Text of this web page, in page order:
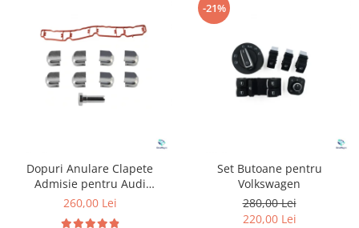
Dopuri Anulare Clapete
Admisie pentru Audi
Volkswagen Skoda Seat
260,00 Lei
-21%
Set Butoane pentru
Volkswagen
280,00 Lei
220,00 Lei